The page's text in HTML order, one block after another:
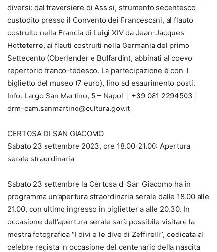
diversi: dal traversiere di Assisi, strumento secentesco
custodito presso il Convento dei Francescani, al flauto
costruito nella Francia di Luigi XIV da Jean-Jacques
Hotteterre, ai flauti costruiti nella Germania del primo
Settecento (Oberlender e Buffardin), abbinati al coevo
repertorio franco-tedesco. La partecipazione è con il
biglietto del museo (7 euro), fino ad esaurimento posti.
Info: Largo San Martino, 5 – Napoli | +39 081 2294503 |
drm-cam.sanmartino@cultura.gov.it
CERTOSA DI SAN GIACOMO
Sabato 23 settembre 2023, ore 18.00-21.00: Apertura
serale straordinaria
Sabato 23 settembre la Certosa di San Giacomo ha in
programma un’apertura straordinaria serale dalle 18.00 alle
21.00, con ultimo ingresso in biglietteria alle 20.30. In
occasione dell’apertura serale sarà possibile visitare la
mostra fotografica “I divi e le dive di Zeffirelli”, dedicata al
celebre regista in occasione del centenario della nascita.